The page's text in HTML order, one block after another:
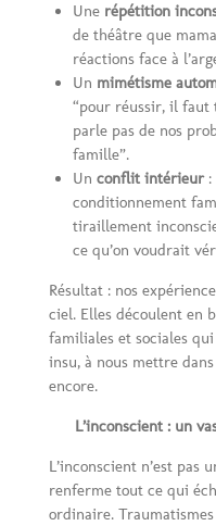
Une répétition
de théâtre que
réactions face à
Un mimétisme
“pour réussir, il faut
parle pas de nos
famille”.
Unconflit intérieur:
conditionnement
tiraillement
ce qu’on voudrait
Résultat : nos
ciel. Elles découlent en
familiales et sociales
insu, à nous mettre
encore.
L’inconscient : un
L’inconscient n’est pas
renferme tout ce qui
ordinaire.